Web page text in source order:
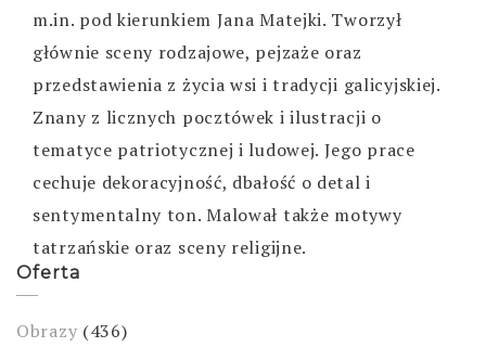
m.in. pod kierunkiem Jana Matejki. Tworzył
głównie sceny rodzajowe, pejzaże oraz
przedstawienia z życia wsi i tradycji galicyjskiej.
Znany z licznych pocztówek i ilustracji o
tematyce patriotycznej i ludowej. Jego prace
cechuje dekoracyjność, dbałość o detal i
sentymentalny ton. Malował także motywy
tatrzańskie oraz sceny religijne.
Oferta
Obrazy (436)